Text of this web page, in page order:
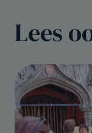
Lees